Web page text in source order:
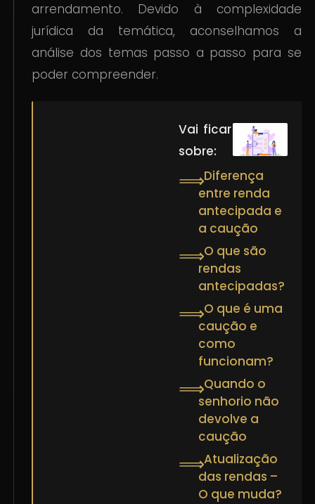
arrendamento. Devido à complexidade
jurídica da temática, aconselhamos a
análise dos temas passo a passo para se
poder compreender.
Vai ficar a saber
sobre:
⟹Diferença
entre renda
antecipada e
a caução
⟹O que são
rendas
antecipadas?
⟹O que é uma
caução e
como
funcionam?
⟹Quando o
senhorio não
devolve a
caução
⟹Atualização
das rendas –
O que muda?